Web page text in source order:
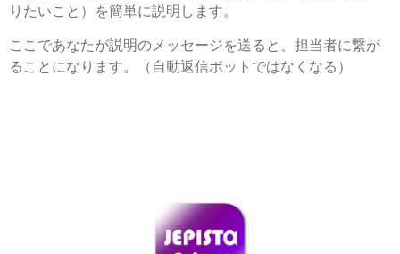
りたいこと）を簡単に説明します。
ここであなたが説明のメッセージを送ると、担当者に繋が
ることになります。（自動返信ボットではなくなる）